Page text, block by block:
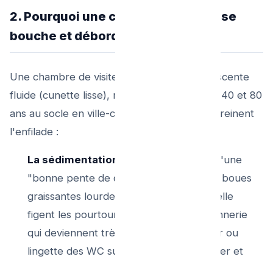
2. Pourquoi une chambre de visite se
bouche et déborde-t-elle ?
Une chambre de visite bien conçue a sa descente
fluide (cunette lisse), mais avec l'âge (entre 40 et 80
ans au socle en ville-centre) des accidents freinent
l'enfilade :
La sédimentation du fond :
À défaut d'une
"bonne pente de descente d’angle", les boues
graissantes lourdes issues du lave-vaisselle
figent les pourtours du regard de maçonnerie
qui deviennent très granuleux. Le papier ou
lingette des WC suivants viendront "racler et